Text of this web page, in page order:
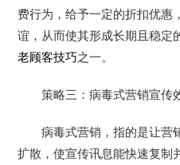
费行为，给予一定的折扣优惠
谊，从而使其形成长期且稳定
老顾客技巧之一。
策略三：病毒式营销宣传
病毒式营销，指的是让营
扩散，使宣传讯息能快速复制